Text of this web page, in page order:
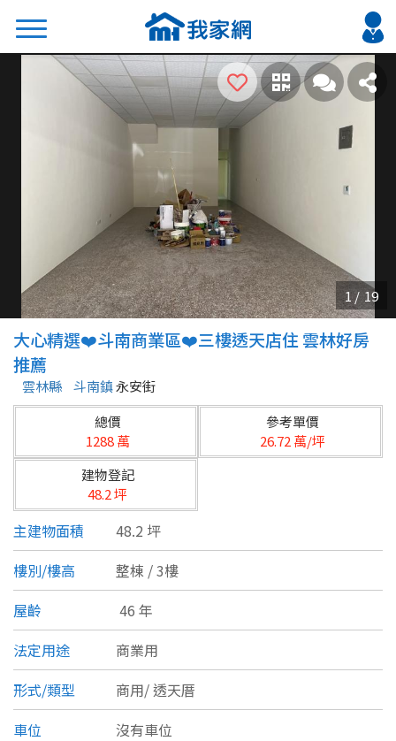
搜尋
熱門關鍵字
2026 台北降價好屋限量釋出
2026 新北降價好屋限量釋出
2026 台中降價好屋限量釋出
2026 台南降價好屋限量釋出
2026 高雄降價好屋限量釋出
縣市
台北市
基隆市
新北市
宜蘭縣
桃園市
新竹市
新竹縣
苗栗縣
台中市
區域
類型(可複選)
不拘 公寓 電梯大樓 套房
別墅 透天厝 樓中樓 華廈
農舍 辦公 店面 工廠
大心精選❤️斗南商業區❤️三樓透天店住 雲林好房
推薦
雲林縣 斗南鎮永安街
總價
1288 萬
參考單價
26.72 萬/坪
建物登記
48.2 坪
主建物面積
48.2 坪
樓別/樓高
整棟 / 3樓
屋齡
46 年
法定用途
商業用
形式/類型
商用/透天厝
車位
沒有車位